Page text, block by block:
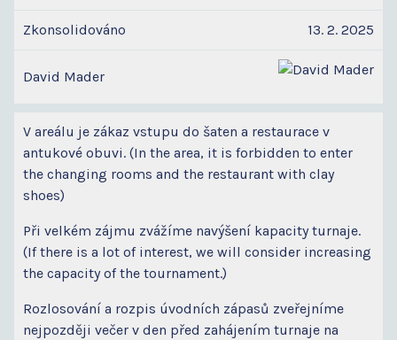
Zkonsolidováno 13. 2. 2025
David Mader
V areálu je zákaz vstupu do šaten a restaurace v
antukové obuvi. (In the area, it is forbidden to enter
the changing rooms and the restaurant with clay
shoes)
Při velkém zájmu zvážíme navýšení kapacity turnaje.
(If there is a lot of interest, we will consider increasing
the capacity of the tournament.)
Rozlosování a rozpis úvodních zápasů zveřejníme
nejpozději večer v den před zahájením turnaje na